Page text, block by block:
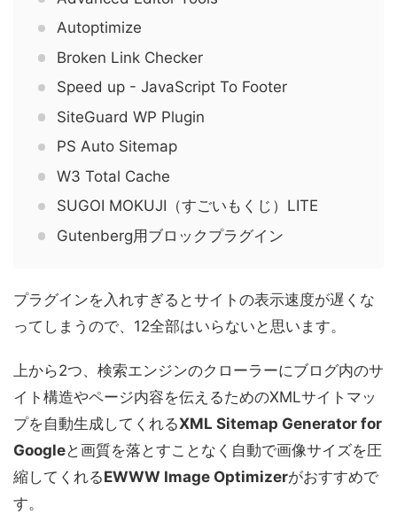
Autoptimize
Broken Link Checker
Speed up - JavaScript To Footer
SiteGuard WP Plugin
PS Auto Sitemap
W3 Total Cache
SUGOI MOKUJI（すごいもくじ）LITE
Gutenberg用ブロックプラグイン
プラグインを入れすぎるとサイトの表示速度が遅くな
ってしまうので、12全部はいらないと思います。
上から2つ、検索エンジンのクローラーにブログ内のサ
イト構造やページ内容を伝えるためのXMLサイトマッ
プを自動生成してくれるXML Sitemap Generator for
Googleと画質を落とすことなく自動で画像サイズを圧
縮してくれるEWWW Image Optimizerがおすすめで
す。